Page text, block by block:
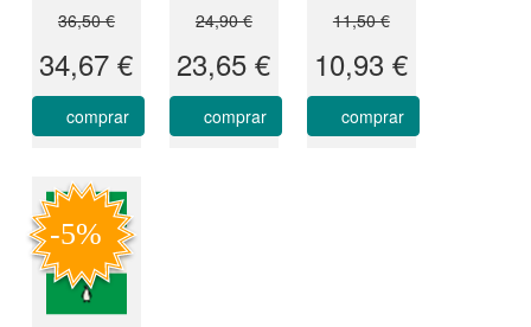
36,50 €
34,67 €
comprar
24,90 €
23,65 €
comprar
11,50 €
10,93 €
comprar